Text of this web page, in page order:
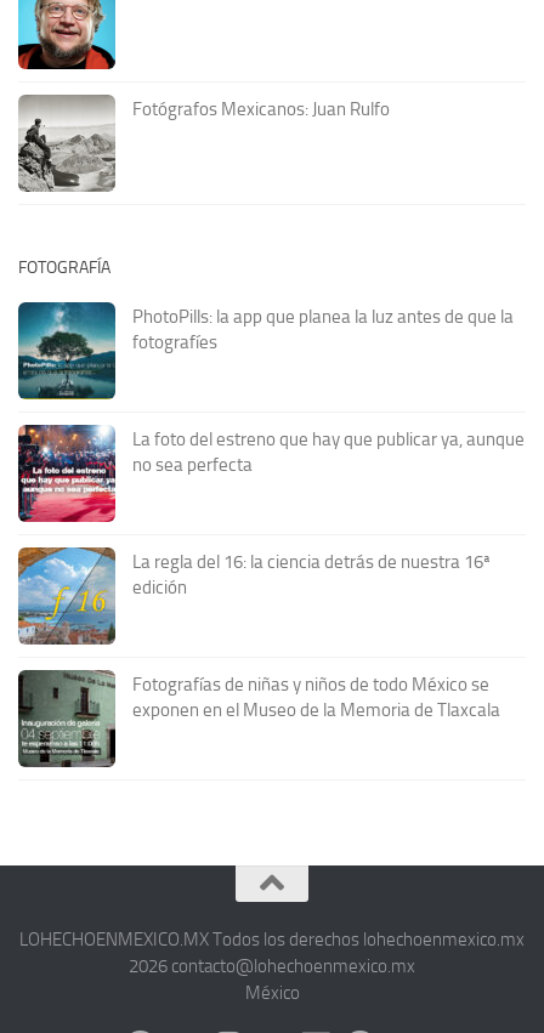
Fotógrafos Mexicanos: Juan Rulfo
FOTOGRAFÍA
PhotoPills: la app que planea la luz antes de que la
fotografíes
La foto del estreno que hay que publicar ya, aunque
no sea perfecta
La regla del 16: la ciencia detrás de nuestra 16ª
edición
Fotografías de niñas y niños de todo México se
exponen en el Museo de la Memoria de Tlaxcala
LOHECHOENMEXICO.MX Todos los derechos lohechoenmexico.mx
2026 contacto@lohechoenmexico.mx
México